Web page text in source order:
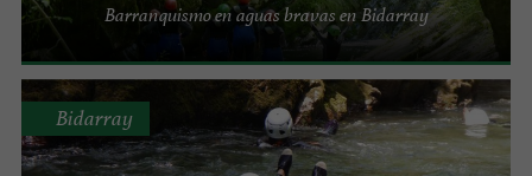
Barranquismo en aguas bravas en Bidarray
Bidarray